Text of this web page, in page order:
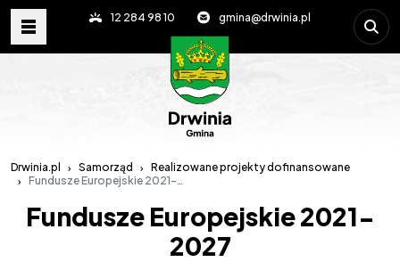
12 284 98 10 gmina@drwinia.pl Wpisz
Drwinia.pl Samorząd
Realizowane projekty dofinansowane
Fundusze Europejskie 2021-2027
Fundusze Europejskie 2021-
2027